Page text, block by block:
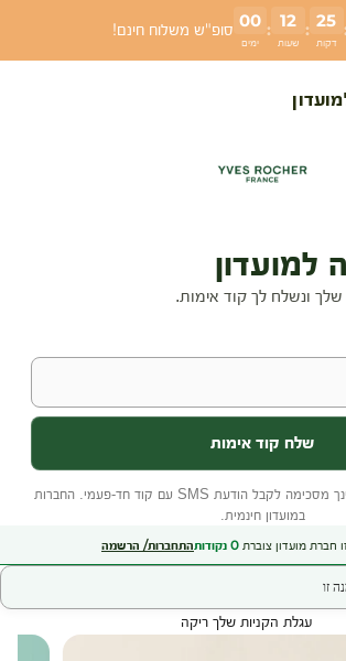
00
ימים
: 12
שעות
: 25
דקות
סופ"ש משלוח חינם!
חברת מועדון צוברת 0 נקודותהתחברות/ הרשמה
זו
עגלת הקניות שלך ריקה